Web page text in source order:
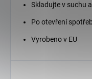
Skladujte v suchu
Po otevření
Vyrobeno v EU